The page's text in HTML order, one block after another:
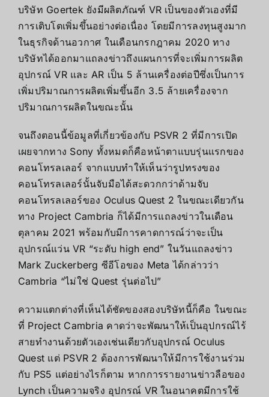
บริษัท Goertek ยังมีผลิตภัณฑ์ VR เป็นของตัวเองที่มี
การเติบโตเพิ่มขึ้นอย่างต่อเนื่อง โดยมีการลงทุนสูงมาก
ในธุรกิจด้านอวกาศ ในเดือนกรกฎาคม 2020 ทาง
บริษัทได้ออกมาแถลงข่าวถึงแผนการที่จะเพิ่มการผลิต
อุปกรณ์ VR และ AR เป็น 5 ล้านเครื่องต่อปีซึ่งเป็นการ
เพิ่มปริมาณการผลิตเพิ่มขึ้นอีก 3.5 ล้ายเครื่องจาก
ปริมาณการผลิตในขณะนั้น
จนถึงตอนนี้ข้อมูลที่เกี่ยวข้องกับ PSVR 2 ที่มีการเปิด
เผยจากทาง Sony ทั้งหมดก็คือหน้าตาแบบรุ่นแรกของ
คอนโทรลเลอร์ จากแบบทำให้เห็นว่ารูปทรงของ
คอนโทรลเลอร์นั้นจับมือได้สะดวกกว่าด้ามจับ
คอนโทรลเลอร์ของ Oculus Quest 2 ในขณะเดียวกัน
ทาง Project Cambria ก็ได้มีการแถลงข่าวในเดือน
ตุลาคม 2021 พร้อมกับมีการคาดการณ์ว่าจะเป็น
อุปกรณ์แว่น VR “ระดับ high end” ในวันแถลงข่าว
Mark Zuckerberg ซีอีโอของ Meta ได้กล่าวว่า
Cambria “ไม่ใช่ Quest รุ่นต่อไป”
ความแตกต่างที่เห็นได้ชัดของสองบริษัทนี้ก็คือ ในขณะ
ที่ Project Cambria คาดว่าจะพัฒนาให้เป็นอุปกรณ์ไร้
สายทำงานด้วยตัวเองเช่นเดียวกับอุปกรณ์ Oculus
Quest แต่ PSVR 2 ต้องการพัฒนาให้มีการใช้งานร่วม
กับ PS5 แต่อย่างไรก็ตาม หากการรายงานข่าวลือของ
Lynch เป็นความจริง อุปกรณ์ VR ในอนาคตมีการใช้